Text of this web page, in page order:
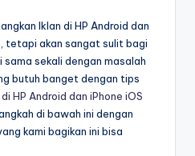
Iklan di HP Android dan
tetapi akan sangat sulit bagi
sekali dengan masalah
butuh banget dengan tips
HP Android dan iPhone iOS
di bawah ini dengan
kami bagikan ini bisa